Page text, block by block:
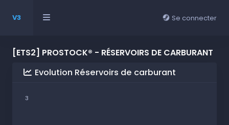
V3 Se connecter
[ETS2] PROSTOCK® - RÉSERVOIRS DE CARBURANT
Evolution Réservoirs de carburant
3